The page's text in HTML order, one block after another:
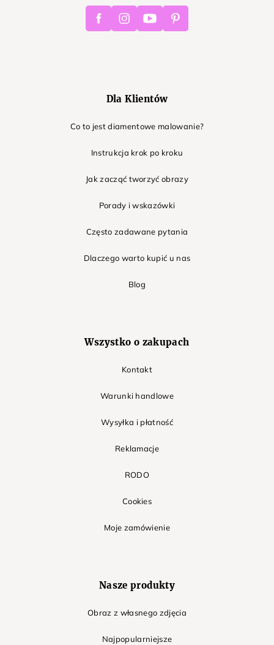
FacebookInstagramYoutube Pinterest
Dla Klientów
Co to jest diamentowe malowanie?
Instrukcja krok po kroku
Jak zacząć tworzyć obrazy
Porady i wskazówki
Często zadawane pytania
Dlaczego warto kupić u nas
Blog
Wszystko o zakupach
Kontakt
Warunki handlowe
Wysyłka i płatność
Reklamacje
RODO
Cookies
Moje zamówienie
Nasze produkty
Obraz z własnego zdjęcia
Najpopularniejsze